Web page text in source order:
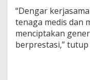
“Dengar
tenaga medis dan
menciptakan
berprestasi,” tutup